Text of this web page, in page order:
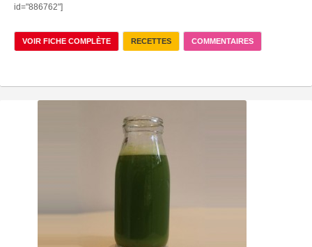
id="886762"]
VOIR FICHE COMPLÈTE RECETTES COMMENTAIRES